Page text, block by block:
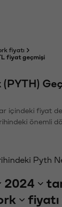
fiyatı
fiyat geçmişi
içindeki fiyat
önemli
Pyth
2024
fiyatı